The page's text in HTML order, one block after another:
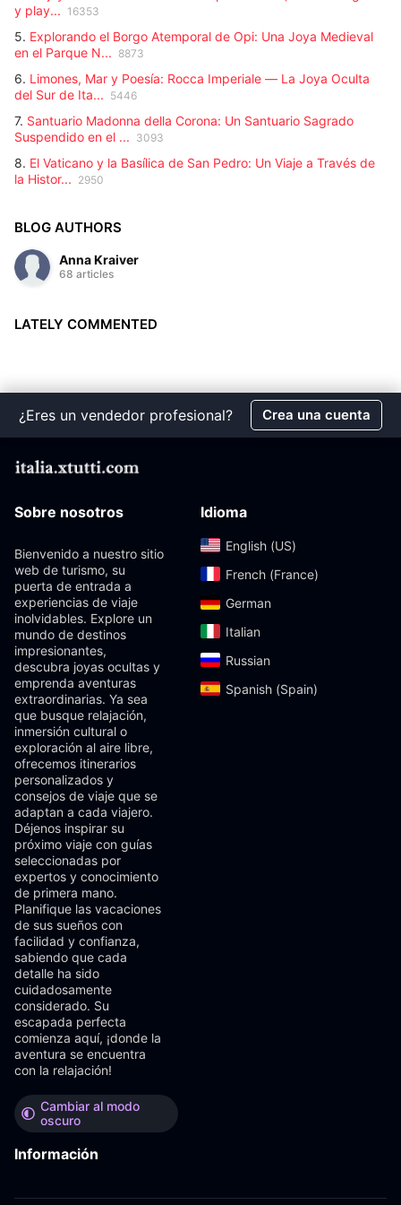
y play... 16353
5. Explorando el Borgo Atemporal de Opi: Una Joya Medieval
en el Parque N... 8873
6. Limones, Mar y Poesía: Rocca Imperiale — La Joya Oculta
del Sur de Ita... 5446
7. Santuario Madonna della Corona: Un Santuario Sagrado
Suspendido en el ... 3093
8. El Vaticano y la Basílica de San Pedro: Un Viaje a Través de
la Histor... 2950
BLOG AUTHORS
Anna Kraiver
68 articles
LATELY COMMENTED
¿Eres un vendedor profesional? Crea una cuenta
Sobre nosotros
Bienvenido a nuestro sitio
web de turismo, su
puerta de entrada a
experiencias de viaje
inolvidables. Explore un
mundo de destinos
impresionantes,
descubra joyas ocultas y
emprenda aventuras
extraordinarias. Ya sea
que busque relajación,
inmersión cultural o
exploración al aire libre,
ofrecemos itinerarios
personalizados y
consejos de viaje que se
adaptan a cada viajero.
Déjenos inspirar su
próximo viaje con guías
seleccionadas por
expertos y conocimiento
de primera mano.
Planifique las vacaciones
de sus sueños con
facilidad y confianza,
sabiendo que cada
detalle ha sido
cuidadosamente
considerado. Su
escapada perfecta
comienza aquí, ¡donde la
aventura se encuentra
con la relajación!
Cambiar al modo
oscuro
Idioma
English (US)‎
French (France)‎
German‎
Italian‎
Russian‎
Spanish (Spain)‎
Información